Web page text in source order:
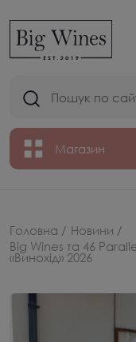
Магазин
Головна / Новини /
Big Wines та 46
«Винохід» 2026